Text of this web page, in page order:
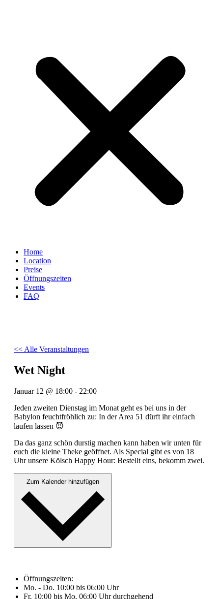
Home
Location
Preise
Öffnungszeiten
Events
FAQ
<< Alle Veranstaltungen
Wet Night
Januar 12 @ 18:00 - 22:00
Jeden zweiten Dienstag im Monat geht es bei uns in der
Babylon feuchtfröhlich zu: In der Area 51 dürft ihr einfach
laufen lassen 😈
Da das ganz schön durstig machen kann haben wir unten für
euch die kleine Theke geöffnet. Als Special gibt es von 18
Uhr unsere Kölsch Happy Hour: Bestellt eins, bekomm zwei.
Öffnungszeiten:
Mo. - Do. 10:00 bis 06:00 Uhr
Fr. 10:00 bis Mo. 06:00 Uhr durchgehend